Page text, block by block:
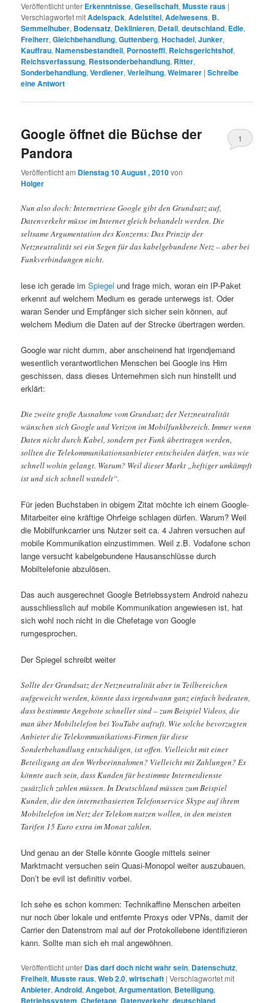
Veröffentlicht unter Erkenntnisse,Gesellschaft,Musste raus |
Verschlagwortet mitAdelspack,Adelstitel,Adelwesens, B.
Semmelhuber, Bodensatz, Deklinieren, Detail,deutschland, Edle,
Freiherr,Gleichbehandlung,Guttenberg,Hochadel,Junker,
Kauffrau,Namensbestandteil, Pornosteffi, Reichsgerichtshof,
Reichsverfassung, Restsonderbehandlung, Ritter,
Sonderbehandlung,Verdiener,Verleihung,Weimarer |Schreibe
eine Antwort
Google öffnet die Büchse der
Pandora
Veröffentlicht am Dienstag 10 August , 2010von
Holger
1
Nun also doch: Internetriese Google gibt den Grundsatz auf,
Datenverkehr müsse im Internet gleich behandelt werden. Die
seltsame Argumentation des Konzerns: Das Prinzip der
Netzneutralität sei ein Segen für das kabelgebundene Netz – aber bei
Funkverbindungen nicht.
lese ich gerade imSpiegel und frage mich, woran ein IP-Paket
erkennt auf welchem Medium es gerade unterwegs ist. Oder
waran Sender und Empfänger sich sicher sein können, auf
welchem Medium die Daten auf der Strecke übertragen werden.
Google war nicht dumm, aber anscheinend hat irgendjemand
wesentlich verantwortlichen Menschen bei Google ins Hirn
geschissen, dass dieses Unternehmen sich nun hinstellt und
erklärt:
Die zweite große Ausnahme vom Grundsatz der Netzneutralität
wünschen sich Google und Verizon im Mobilfunkbereich. Immer wenn
Daten nicht durch Kabel, sondern per Funk übertragen werden,
sollten die Telekommunikationsanbieter entscheiden dürfen, was wie
schnell wohin gelangt. Warum? Weil dieser Markt „heftiger umkämpft
ist und sich schnell wandelt“.
Für jeden Buchstaben in obigem Zitat möchte ich einem Google-
Mitarbeiter eine kräftige Ohrfeige schlagen dürfen. Warum? Weil
die Mobilfunkcarrier uns Nutzer seit ca. 4 Jahren versuchen auf
mobile Kommunikation einzustimmen. Weil z.B. Vodafone schon
lange versucht kabelgebundene Hausanschlüsse durch
Mobiltelefonie abzulösen.
Das auch ausgerechnet Google Betriebssystem Android nahezu
ausschliesslich auf mobile Kommunikation angewiesen ist, hat
sich wohl noch nicht in die Chefetage von Google
rumgesprochen.
Der Spiegel schreibt weiter
Sollte der Grundsatz der Netzneutralität aber in Teilbereichen
aufgeweicht werden, könnte dass irgendwann ganz einfach bedeuten,
dass bestimmte Angebote schneller sind – zum Beispiel Videos, die
man über Mobiltelefon bei YouTube aufruft. Wie solche bevorzugten
Anbieter die Telekommunikations-Firmen für diese
Sonderbehandlung entschädigen, ist offen. Vielleicht mit einer
Beteiligung an den Werbeeinnahmen? Vielleicht mit Zahlungen? Es
könnte auch sein, dass Kunden für bestimmte Internetdienste
zusätzlich zahlen müssen. In Deutschland müssen zum Beispiel
Kunden, die den internetbasierten Telefonservice Skype auf ihrem
Mobiltelefon im Netz der Telekom nutzen wollen, in den meisten
Tarifen 15 Euro extra im Monat zahlen.
Und genau an der Stelle könnte Google mittels seiner
Marktmacht versuchen sein Quasi-Monopol weiter auszubauen.
Don’t be evil ist definitiv vorbei.
Ich sehe es schon kommen: Technikaffine Menschen arbeiten
nur noch über lokale und entfernte Proxys oder VPNs, damit der
Carrier den Datenstrom mal auf der Protokollebene identifizieren
kann. Sollte man sich eh mal angewöhnen.
Veröffentlicht unter Das darf doch nicht wahr sein, Datenschutz,
Freiheit,Musste raus,Web 2.0,wirtschaft |Verschlagwortet mit
Anbieter,Android,Angebot,Argumentation, Beteiligung,
Betriebssystem,Chefetage, Datenverkehr,deutschland,